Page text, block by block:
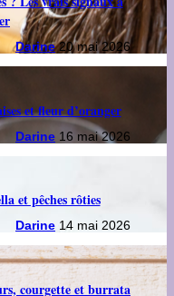
Darine 20 mai 2026
et fleur d’oranger
Darine 16 mai 2026
et pêches rôties
Darine 14 mai 2026
courgette et burrata